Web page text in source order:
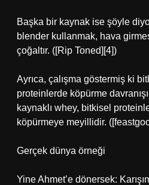
Başka bir kaynak ise şöyle
blender kullanmak, hava
çoğaltır. ([Rip Toned][4])
Ayrıca, çalışma göstermiş ki
proteinlerde köpürme
kaynaklı whey, bitkisel
köpürmeye meyillidir.
Gerçek dünya örneği
Yine Ahmet’e dönersek: